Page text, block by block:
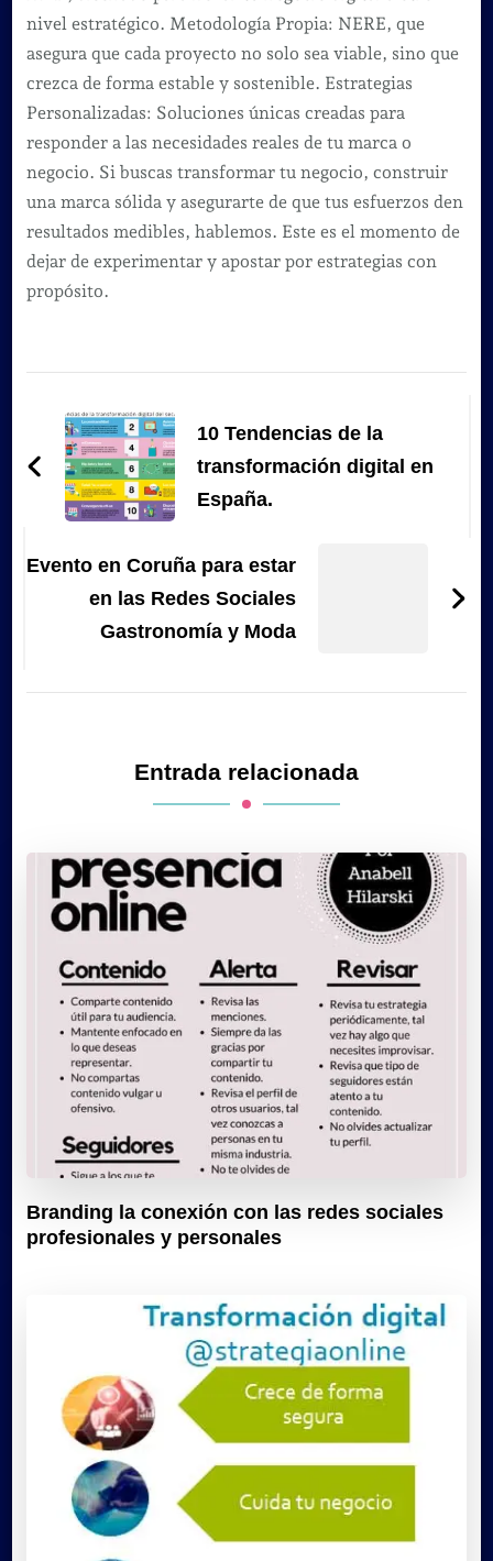
nivel estratégico. Metodología Propia: NERE, que
asegura que cada proyecto no solo sea viable, sino que
crezca de forma estable y sostenible. Estrategias
Personalizadas: Soluciones únicas creadas para
responder a las necesidades reales de tu marca o
negocio. Si buscas transformar tu negocio, construir
una marca sólida y asegurarte de que tus esfuerzos den
resultados medibles, hablemos. Este es el momento de
dejar de experimentar y apostar por estrategias con
propósito.
de
entradas
10 Tendencias de la
transformación digital en
España.
Evento en Coruña para estar
en las Redes Sociales
Gastronomía y Moda
Entrada relacionada
Branding la conexión con las redes sociales
profesionales y personales